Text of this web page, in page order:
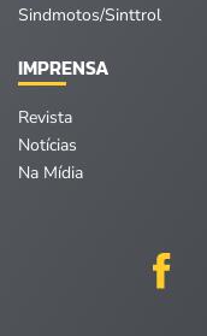
Sindmotos/Sinttrol
IMPRENSA
Revista
Notícias
Na Mídia